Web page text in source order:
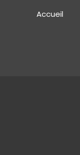
Accueil